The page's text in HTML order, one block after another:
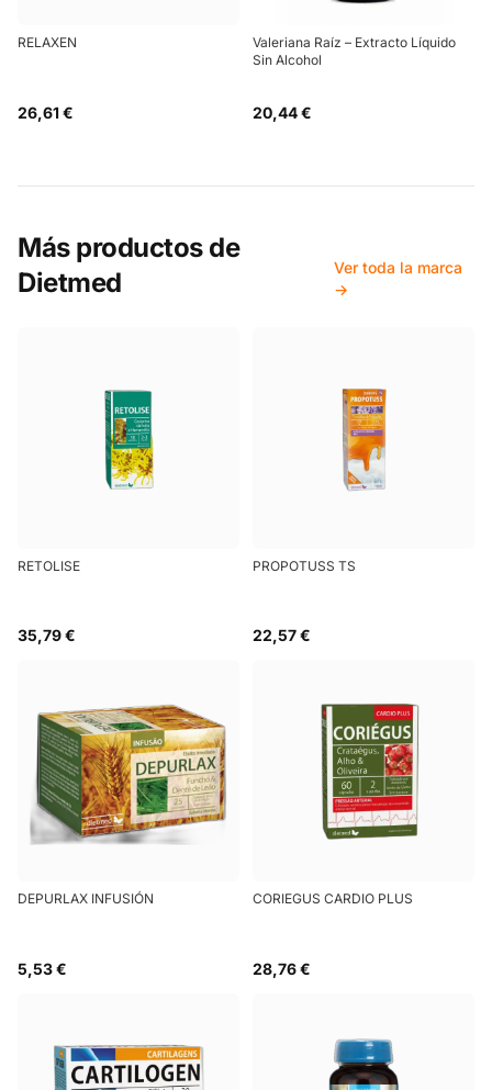
RELAXEN
26,61 €
Valeriana Raíz – Extracto Líquido
Sin Alcohol
20,44 €
Más productos de
Dietmed
Ver toda la marca
→
RETOLISE
35,79 €
PROPOTUSS TS
22,57 €
DEPURLAX INFUSIÓN
5,53 €
CORIEGUS CARDIO PLUS
28,76 €